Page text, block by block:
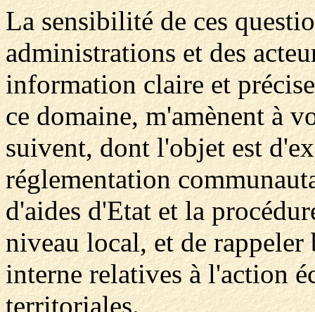
La sensibilité de ces
administrations et des
information claire et
ce domaine, m'amènent à
suivent, dont l'objet est
réglementation
d'aides d'Etat et la
niveau local, et de
interne relatives à l'action
territoriales.